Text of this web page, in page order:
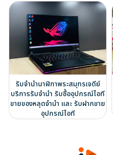
รับจำนำนาฬิกาพระสมุทรเจดีย์
บริการรับจำนำ รับซื้ออุปกรณ์ไอที
ขายของหลุดจำนำ และ รับฝากขาย
อุปกรณ์ไอที